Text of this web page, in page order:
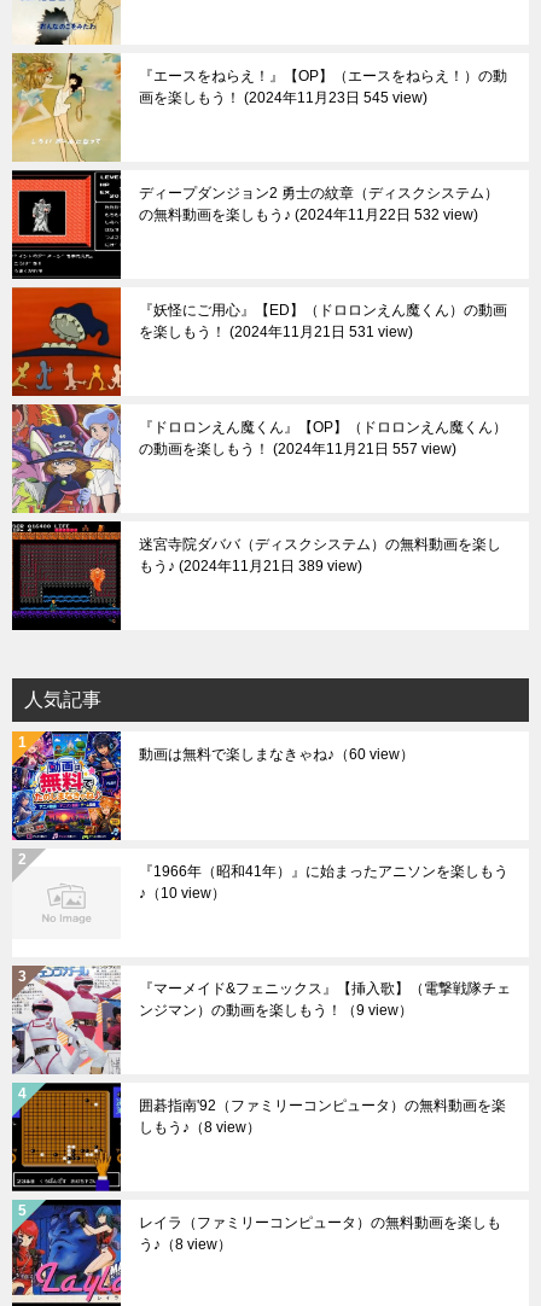
『エースをねらえ！』【OP】（エースをねらえ！）の動
画を楽しもう！
2024年11月23日 545 view
ディープダンジョン2 勇士の紋章（ディスクシステム）
の無料動画を楽しもう♪ 2024年11月22日 532 view
『妖怪にご用心』【ED】（ドロロンえん魔くん）の動画
を楽しもう！
2024年11月21日 531 view
『ドロロンえん魔くん』【OP】（ドロロンえん魔くん）
の動画を楽しもう！
2024年11月21日 557 view
迷宮寺院ダババ（ディスクシステム）の無料動画を楽し
もう♪ 2024年11月21日 389 view
人気記事
動画は無料で楽しまなきゃね♪ （60 view）
『1966年（昭和41年）』に始まったアニソンを楽しもう
♪ （10 view）
『マーメイド&フェニックス』【挿入歌】（電撃戦隊チェ
ンジマン）の動画を楽しもう！
（9 view）
囲碁指南'92（ファミリーコンピュータ）の無料動画を楽
しもう♪ （8 view）
レイラ（ファミリーコンピュータ）の無料動画を楽しも
う♪ （8 view）